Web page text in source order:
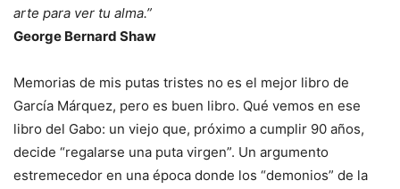
arte para ver tu alma.”
George Bernard Shaw
Memorias de mis putas tristes no es el mejor libro de
García Márquez, pero es buen libro. Qué vemos en ese
libro del Gabo: un viejo que, próximo a cumplir 90 años,
decide “regalarse una puta virgen”. Un argumento
estremecedor en una época donde los “demonios” de la